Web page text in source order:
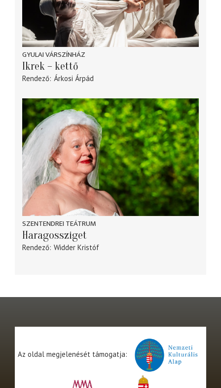
GYULAI VÁRSZÍNHÁZ
Ikrek – kettő
Rendező Árkosi Árpád
SZENTENDREI TEÁTRUM
Haragossziget
Rendező Widder Kristóf
Az oldal megjelenését támogatja: